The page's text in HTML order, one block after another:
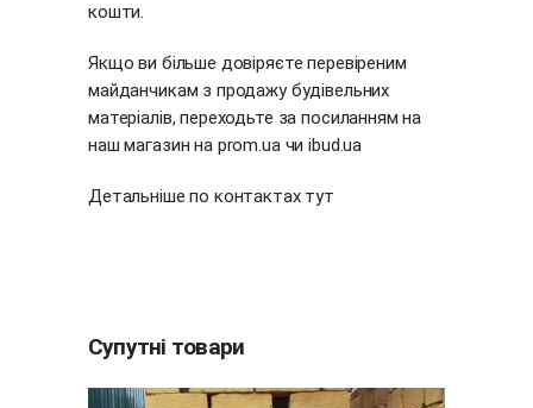
кошти.
Якщо ви більше довіряєте перевіреним
майданчикам з продажу будівельних
матеріалів, переходьте за посиланням на
наш магазин на prom.uaчиibud.ua
Детальніше по контактах тут
Супутні товари